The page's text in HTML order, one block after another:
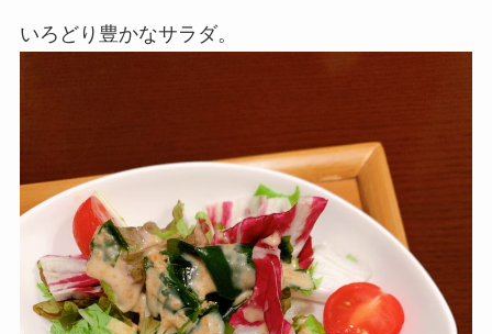
いろどり豊かなサラダ。